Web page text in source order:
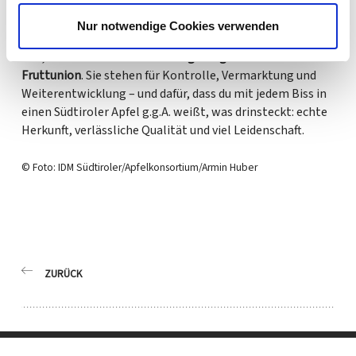
Nur notwendige Cookies verwenden
Interessen der Südtiroler Obstwirtschaft gewahrt
VI.P, dieSüdtiroler Obstversteigerungenund die
Fruttunion. Sie stehen für Kontrolle, Vermarktung und
Weiterentwicklung – und dafür, dass du mit jedem Biss in
einen Südtiroler Apfel g.g.A. weißt, was drinsteckt: echte
Herkunft, verlässliche Qualität und viel Leidenschaft.
© Foto: IDM Südtiroler/Apfelkonsortium/Armin Huber
ZURÜCK